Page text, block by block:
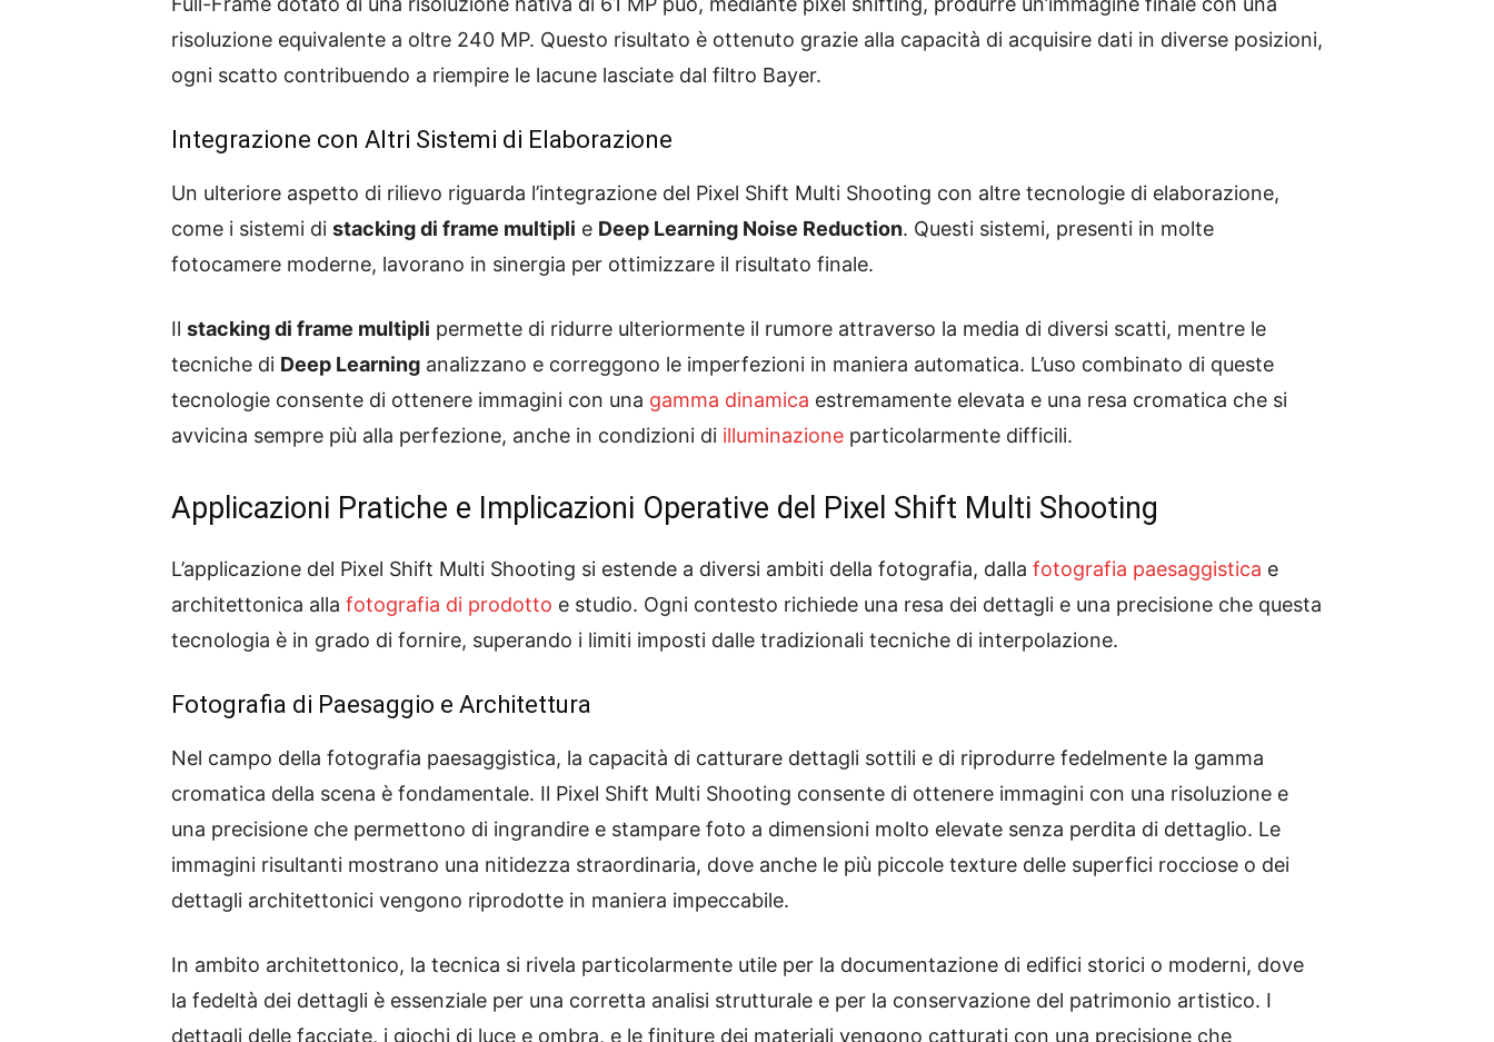
risoluzione equivalente a oltre 240 MP. Questo risultato è ottenuto grazie alla capacità di acquisire dati in diverse posizioni,
ogni scatto contribuendo a riempire le lacune lasciate dal filtro Bayer.
Integrazione con Altri Sistemi di Elaborazione
Un ulteriore aspetto di rilievo riguarda l’integrazione del Pixel Shift Multi Shooting con altre tecnologie di elaborazione,
come i sistemi di stacking di frame multipli e Deep Learning Noise Reduction. Questi sistemi, presenti in molte
fotocamere moderne, lavorano in sinergia per ottimizzare il risultato finale.
Il stacking di frame multipli permette di ridurre ulteriormente il rumore attraverso la media di diversi scatti, mentre le
tecniche di Deep Learning analizzano e correggono le imperfezioni in maniera automatica. L’uso combinato di queste
tecnologie consente di ottenere immagini con una gamma dinamica estremamente elevata e una resa cromatica che si
avvicina sempre più alla perfezione, anche in condizioni di illuminazione particolarmente difficili.
Applicazioni Pratiche e Implicazioni Operative del Pixel Shift Multi Shooting
L’applicazione del Pixel Shift Multi Shooting si estende a diversi ambiti della fotografia, dalla fotografia paesaggistica e
architettonica alla fotografia di prodotto e studio. Ogni contesto richiede una resa dei dettagli e una precisione che questa
tecnologia è in grado di fornire, superando i limiti imposti dalle tradizionali tecniche di interpolazione.
Fotografia di Paesaggio e Architettura
Nel campo della fotografia paesaggistica, la capacità di catturare dettagli sottili e di riprodurre fedelmente la gamma
cromatica della scena è fondamentale. Il Pixel Shift Multi Shooting consente di ottenere immagini con una risoluzione e
una precisione che permettono di ingrandire e stampare foto a dimensioni molto elevate senza perdita di dettaglio. Le
immagini risultanti mostrano una nitidezza straordinaria, dove anche le più piccole texture delle superfici rocciose o dei
dettagli architettonici vengono riprodotte in maniera impeccabile.
In ambito architettonico, la tecnica si rivela particolarmente utile per la documentazione di edifici storici o moderni, dove
la fedeltà dei dettagli è essenziale per una corretta analisi strutturale e per la conservazione del patrimonio artistico. I
dettagli delle facciate, i giochi di luce e ombra, e le finiture dei materiali vengono catturati con una precisione che